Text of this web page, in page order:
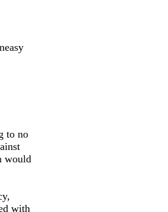
to no
would
with